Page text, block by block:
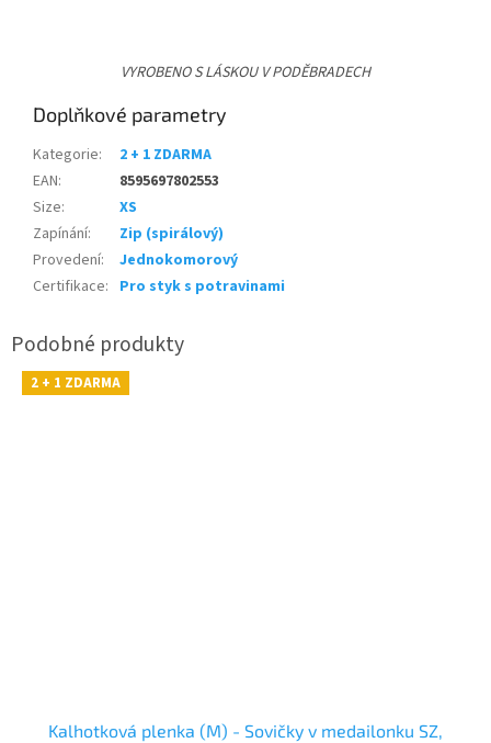
VYROBENO S LÁSKOU V PODĚBRADECH
Doplňkové parametry
Kategorie:
2 + 1 ZDARMA
EAN:
8595697802553
Size:
XS
Zapínání:
Zip (spirálový)
Provedení:
Jednokomorový
Certifikace: Pro styk s potravinami
2 + 1 ZDARMA
Kalhotková plenka (M) - Sovičky v medailonku SZ,